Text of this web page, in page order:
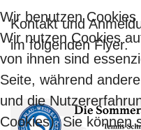
Kontakt und
im folgenden Flyer.
Wir benutzen Cookies
Wir nutzen Cookies
von ihnen sind
Seite, während
und die
Cookies). Sie können